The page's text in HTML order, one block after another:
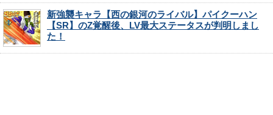
新強襲キャラ【西の銀河のライバル】パイクーハン
【SR】のZ覚醒後、LV最大ステータスが判明しまし
た！